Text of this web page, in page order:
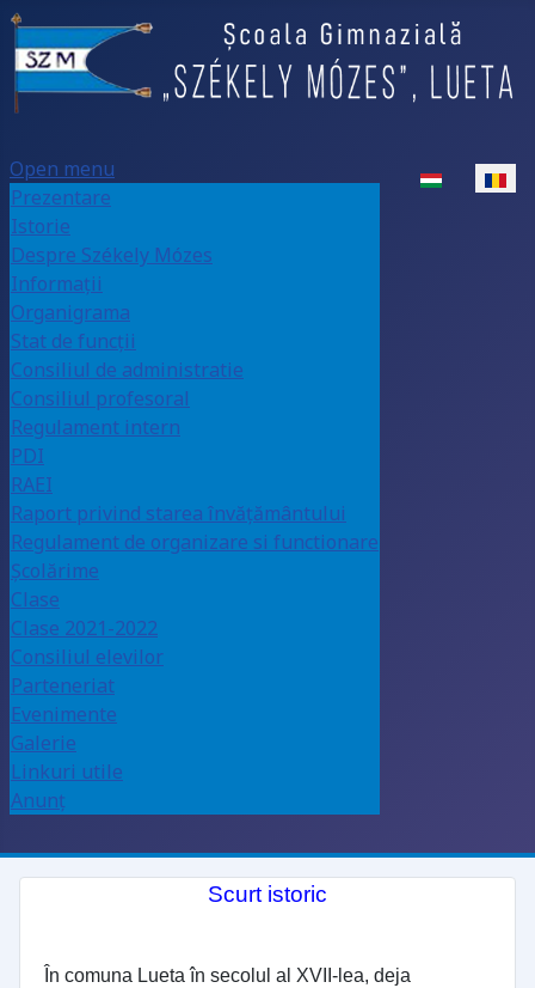
Open menu
Prezentare
Istorie
Despre Székely Mózes
Informații
Organigrama
Stat de funcții
Consiliul de administratie
Consiliul profesoral
Regulament intern
PDI
RAEI
Raport privind starea învățământului
Regulament de organizare si functionare
Școlărime
Clase
Clase 2021-2022
Consiliul elevilor
Parteneriat
Evenimente
Galerie
Linkuri utile
Anunţ
Select your
Scurt istoric
În comuna Lueta în secolul al XVII-lea, deja